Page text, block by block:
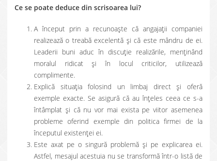
Ce se poate deduce din scrisoarea lui?
A început prin a recunoaște că angajații companiei
realizează o treabă excelentă și că este mândru de ei.
Leaderii buni aduc în discuție realizările, menținând
moralul ridicat și în locul criticilor, utilizează
complimente.
Explică situația folosind un limbaj direct și oferă
exemple exacte. Se asigură că au înțeles ceea ce s-a
întâmplat și că nu vor mai exista pe viitor asemenea
probleme oferind exemple din politica firmei de la
începutul existenței ei.
Este axat pe o singură problemă și pe explicarea ei.
Astfel, mesajul acestuia nu se transformă într-o listă de